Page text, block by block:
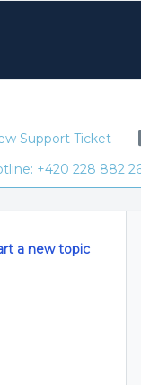
Support Ticket
+420 228 882
a new topic